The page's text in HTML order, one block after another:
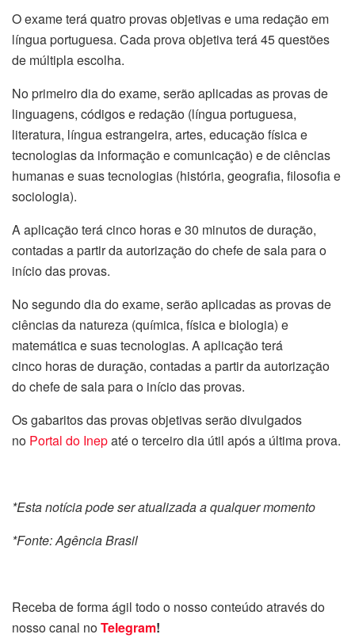
O exameterá quatro provas objetivas e uma redação em
língua portuguesa. Cada prova objetivaterá 45 questões
de múltipla escolha.
No primeiro dia do exame, serão aplicadas as provas de
linguagens, códigos e redação (língua portuguesa,
literatura, língua estrangeira, artes, educação física e
tecnologias da informação e comunicação) e de ciências
humanas e suas tecnologias (história, geografia, filosofia e
sociologia).
A aplicaçãoterá cinco horas e 30 minutos de duração,
contadas a partir da autorização do chefe de sala para o
início das provas.
No segundo dia do exame, serão aplicadas as provas de
ciências da natureza (química, física e biologia) e
matemática e suas tecnologias. A aplicaçãoterá
cinco horas de duração, contadas a partir da autorização
do chefe de sala para o início das provas.
Os gabaritos das provas objetivas serão divulgados
no Portal do Inepaté o terceiro dia útil após a última prova.
*Esta notícia pode ser atualizada a qualquer momento
*Fonte: Agência Brasil
Receba de forma ágil todo o nosso conteúdo através do
nosso canal noTelegram!